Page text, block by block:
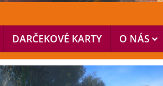
DARČEKOVÉ KARTY O NÁS